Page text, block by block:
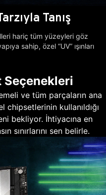
Tanış
hariç tüm yüzeyleri göz
sahip, özel “UV” ışınları
Seçenekleri
ve tüm parçaların ana
kullanıldığı
bekliyor. İhtiyacına en
sınırlarını sen belirle.